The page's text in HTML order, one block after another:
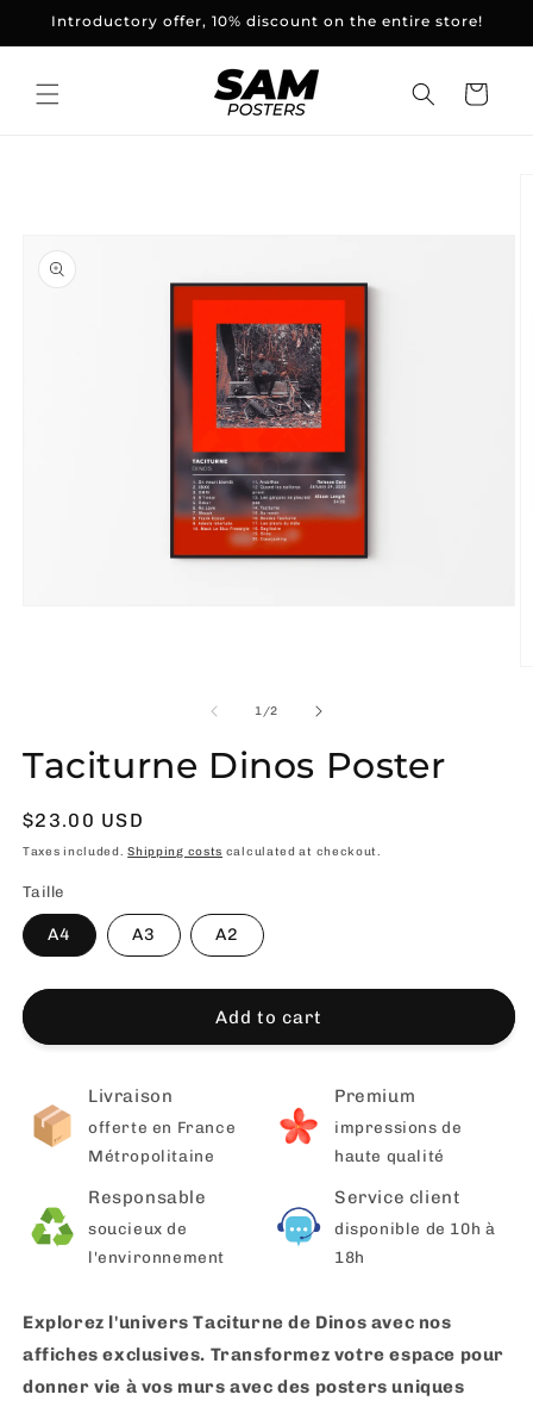
and
Introductory offer, 10% discount on the entire store!
Basket
1/of
2
Taciturne Dinos Poster
Usual
price
$23.00 USD
Taxes included.Shipping costs calculated at checkout.
Taille
A4 A3 A2
Add to cart
Livraison
offerte en France
Métropolitaine
Premium
impressions de
haute qualité
Responsable
soucieux de
l'environnement
Service client
disponible de 10h à
18h
Explorez l'univers Taciturne de Dinos avec nos
affiches exclusives. Transformez votre espace pour
donner vie à vos murs avec des posters uniques